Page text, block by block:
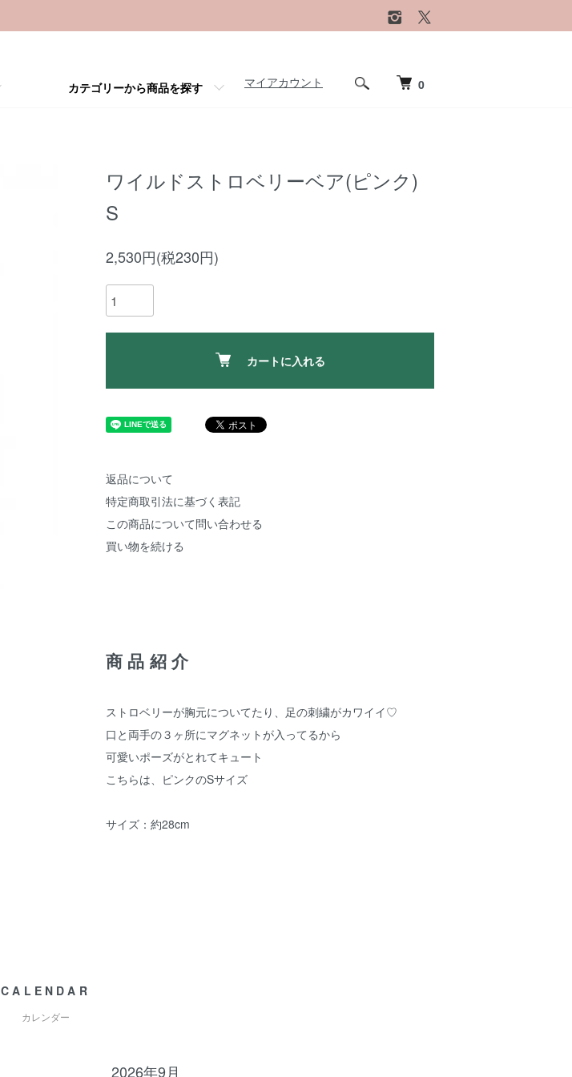
マイアカウント 0
カテゴリーから商品を探す
ワイルドストロベリーベア(ピンク)
S
2,530円(税230円)
カートに入れる
返品について
特定商取引法に基づく表記
この商品について問い合わせる
買い物を続ける
商品紹介
ストロベリーが胸元についてたり、足の刺繍がカワイイ♡
口と両手の３ヶ所にマグネットが入ってるから
可愛いポーズがとれてキュート
こちらは、ピンクのSサイズ
サイズ：約28cm
CALENDAR
カレンダー
2026年9月